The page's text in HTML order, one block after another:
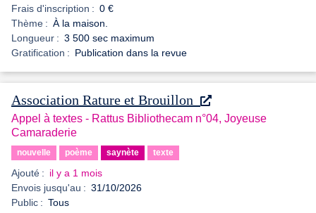
Frais d'inscription : 0 €
Thème : À la maison.
Longueur : 3 500 sec maximum
Gratification : Publication dans la revue
Association Rature et Brouillon
Appel à textes - Rattus Bibliothecam n°04, Joyeuse
Camaraderie
nouvelle poème saynète texte
Ajouté : il y a 1 mois
Envois jusqu'au : 31/10/2026
Public : Tous